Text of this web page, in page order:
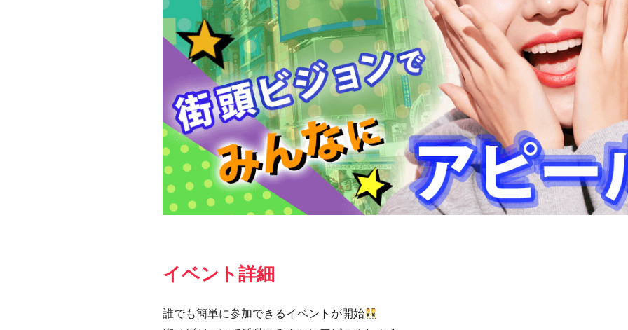
イベント詳細
誰でも簡単に参加できるイベントが開始